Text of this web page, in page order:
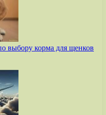
выбору корма для щенков